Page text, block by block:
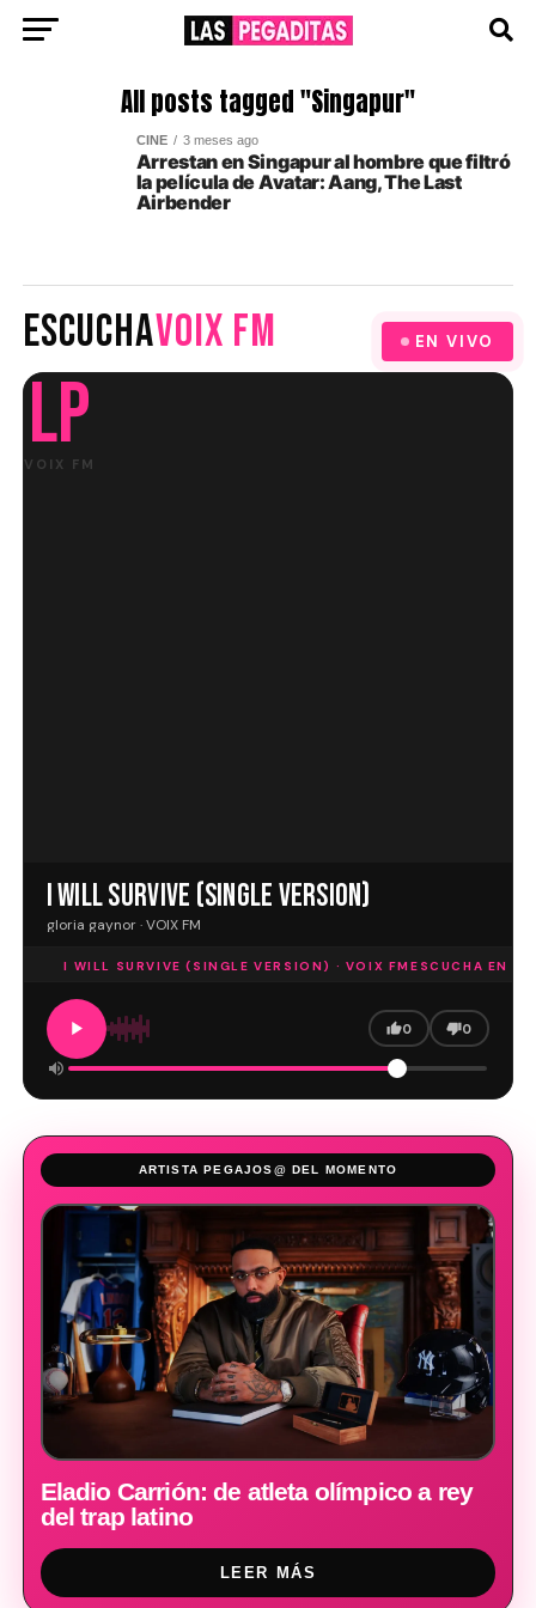
All posts tagged "Singapur"
CINE 3 meses ago
Arrestan en Singapur al hombre que filtró
la película de Avatar: Aang, The Last
Airbender
ESCUCHAVOIX FM EN VIVO
LP
VOIX FM
I WILL SURVIVE (SINGLE VERSION)
gloria gaynor · VOIX FM
I WILL SURVIVE (SINGLE VERSION) · VOIX FMESCUCHA EN
0 0
ARTISTA PEGAJOS@ DEL MOMENTO
Eladio Carrión: de atleta olímpico a rey
del trap latino
LEER MÁS